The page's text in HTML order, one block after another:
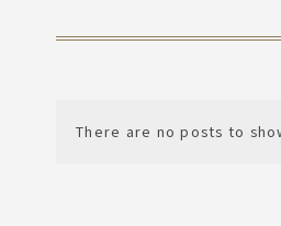
There are no posts to